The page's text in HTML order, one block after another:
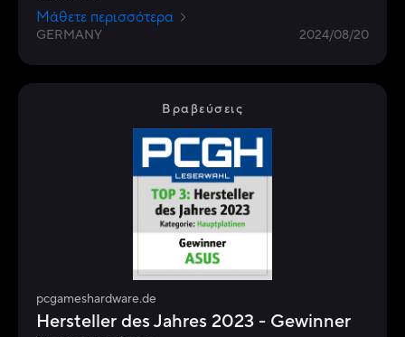
Μάθετε περισσότερα
GERMANY 2024/08/20
Βραβεύσεις
pcgameshardware.de
Hersteller des Jahres 2023 - Gewinner